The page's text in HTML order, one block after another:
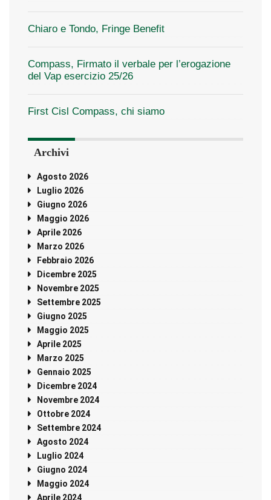
Chiaro e Tondo, Fringe Benefit
Compass, Firmato il verbale per l’erogazione
del Vap esercizio 25/26
First Cisl Compass, chi siamo
Archivi
Agosto 2026
Luglio 2026
Giugno 2026
Maggio 2026
Aprile 2026
Marzo 2026
Febbraio 2026
Dicembre 2025
Novembre 2025
Settembre 2025
Giugno 2025
Maggio 2025
Aprile 2025
Marzo 2025
Gennaio 2025
Dicembre 2024
Novembre 2024
Ottobre 2024
Settembre 2024
Agosto 2024
Luglio 2024
Giugno 2024
Maggio 2024
Aprile 2024